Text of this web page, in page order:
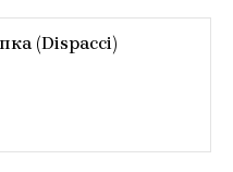
(Dispacci)